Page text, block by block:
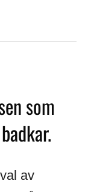
som
av